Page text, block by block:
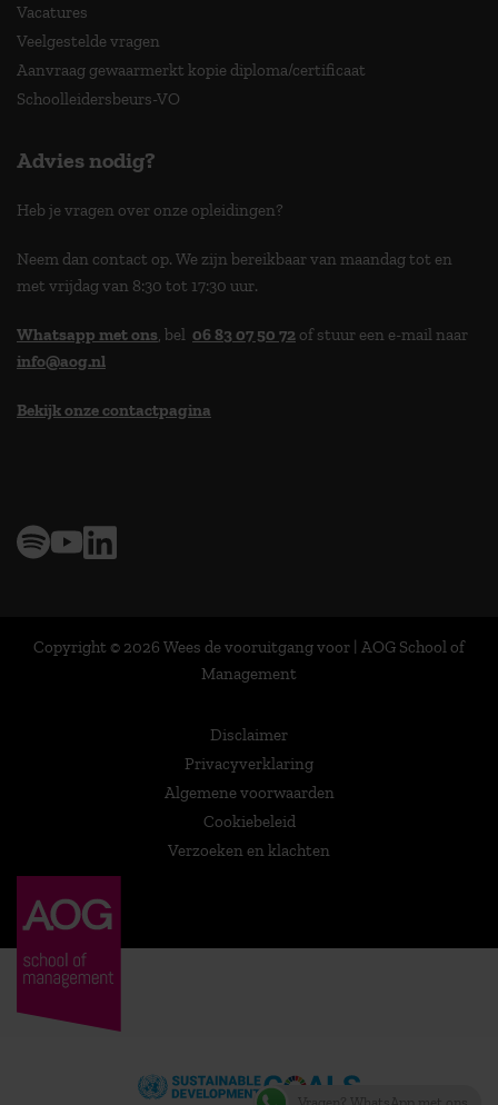
Vacatures
Veelgestelde vragen
Aanvraag gewaarmerkt kopie diploma/certificaat
Schoolleidersbeurs-VO
Advies nodig?
Heb je vragen over onze opleidingen?
Neem dan contact op. We zijn bereikbaar van maandag tot en
met vrijdag van 8:30 tot 17:30 uur.
Whatsapp met ons, bel 06 83 07 50 72 of stuur een e-mail naar
info@aog.nl
Bekijk onze contactpagina
Copyright © 2026 Wees de vooruitgang voor | AOG School of
Management
Disclaimer
Privacyverklaring
Algemene voorwaarden
Cookiebeleid
Verzoeken en klachten